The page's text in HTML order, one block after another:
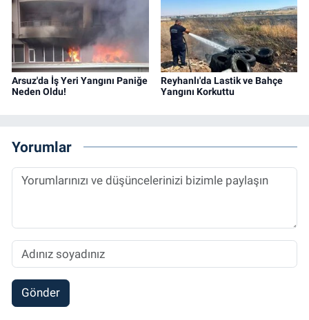
Arsuz'da İş Yeri Yangını Paniğe
Neden Oldu!
Reyhanlı'da Lastik ve Bahçe
Yangını Korkuttu
Yorumlar
Gönder